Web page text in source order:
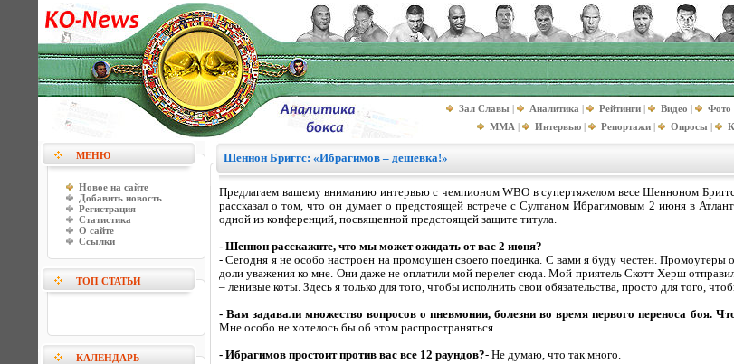
Зал Славы | Аналитика | Рейтинги | Видео | Фото
MMA | Интервью | Репортажи | Опросы |
МЕНЮ
Новое на сайте
Добавить новость
Регистрация
Статистика
О сайте
Ссылки
ТОП СТАТЬИ
КАЛЕНДАРЬ
Шеннон Бриггс: «Ибрагимов – дешевка!»
Предлагаем вашему вниманию интервью с чемпионом WBO в супертяжелом весе Шенноном
рассказал о том, что он думает о предстоящей встрече с Султаном Ибрагимовым 2 июня в
одной из конференций, посвященной предстоящей защите титула.
- Шеннон расскажите, что мы может ожидать от вас 2 июня?
- Сегодня я не особо настроен на промоушен своего поединка. С вами я буду честен.
доли уважения ко мне. Они даже не оплатили мой перелет сюда. Мой приятель Скотт Херш
– ленивые коты. Здесь я только для того, чтобы исполнить свои обязательства, просто для того,
- Вам задавали множество вопросов о пневмонии, болезни во время первого переноса боя.
Мне особо не хотелось бы об этом распространяться…
- Ибрагимов простоит против вас все 12 раундов?- Не думаю, что так много.